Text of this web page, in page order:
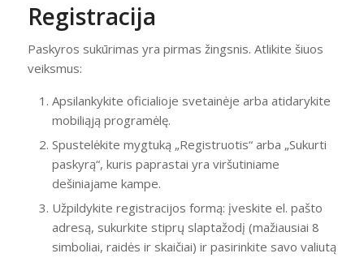
Registracija
Paskyros sukūrimas yra pirmas žingsnis. Atlikite šiuos
veiksmus:
Apsilankykite oficialioje svetainėje arba atidarykite
mobiliąją programėlę.
Spustelėkite mygtuką „Registruotis“ arba „Sukurti
paskyrą“, kuris paprastai yra viršutiniame
dešiniajame kampe.
Užpildykite registracijos formą: įveskite el. pašto
adresą, sukurkite stiprų slaptažodį (mažiausiai 8
simboliai, raidės ir skaičiai) ir pasirinkite savo valiutą